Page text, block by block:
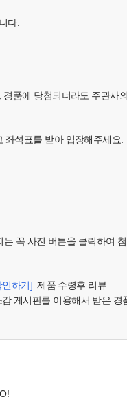
다.
품에 당첨되더라도 주관사
석표를 받아 입장해주세요.
꼭 사진 버튼을 클릭하여
인하기] 제품 수령후 리뷰
게시판를 이용해서 받은 경